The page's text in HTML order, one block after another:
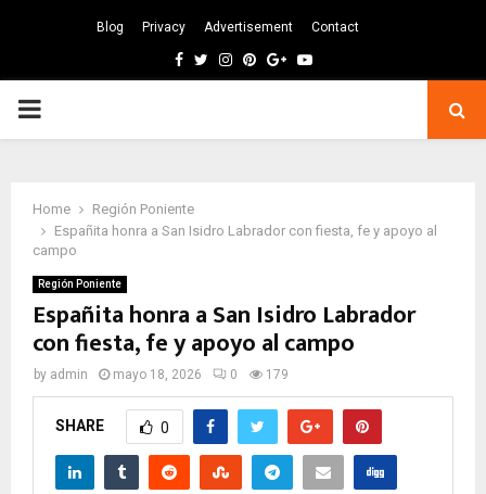
Blog Privacy Advertisement Contact
Facebook
TwitterInstagram
Pinterest
GoogleYoutube
PRIMARY
Home
Región Poniente
Españita honra a San Isidro Labrador con fiesta, fe y apoyo al
campo
Región Poniente
Españita honra a San Isidro Labrador
con fiesta, fe y apoyo al campo
by admin mayo 18, 2026 0 179
SHARE 0